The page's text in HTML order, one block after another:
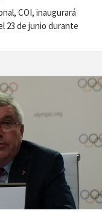
COI, inaugurará
23 de junio durante